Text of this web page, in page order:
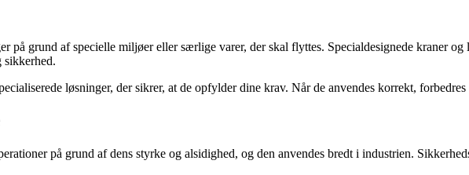
på grund af specielle miljøer eller særlige varer, der skal flyttes. Specialdesignede kraner
sikkerhed.
løsninger, der sikrer, at de opfylder dine krav. Når de anvendes korrekt,
på grund af dens styrke og alsidighed, og den anvendes bredt i industrien.